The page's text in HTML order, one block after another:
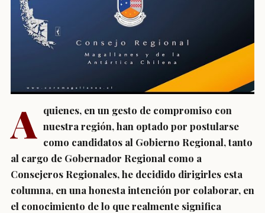
A quienes, en un gesto de compromiso con
nuestra región, han optado por postularse
como candidatos al Gobierno Regional, tanto
al cargo de Gobernador Regional como a
Consejeros Regionales, he decidido dirigirles esta
columna, en una honesta intención por colaborar, en
el conocimiento de lo que realmente significa